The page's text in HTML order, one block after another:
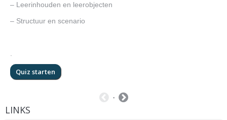
– Leerinhouden en leerobjecten
– Structuur en scenario
LINKS